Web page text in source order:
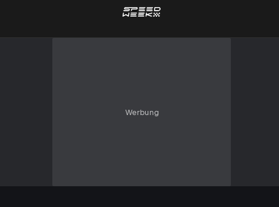
Werbung